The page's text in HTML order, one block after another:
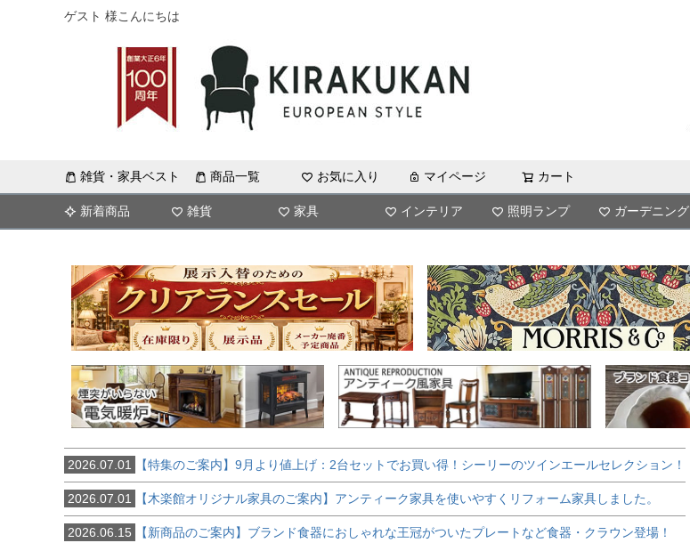
ゲスト 様こんにちは
雑貨・家具ベスト 商品一覧 お気に入り マイページ カート
新着商品 雑貨 家具 インテリア 照明ランプ ガーデニング
2026.07.01 【特集のご案内】9月より値上げ：2台セットでお買い得！シーリーのツインエールセレクション！
2026.07.01 【木楽館オリジナル家具のご案内】アンティーク家具を使いやすくリフォーム家具しました。
2026.06.15 【新商品のご案内】ブランド食器におしゃれな王冠がついたプレートなど食器・クラウン登場！